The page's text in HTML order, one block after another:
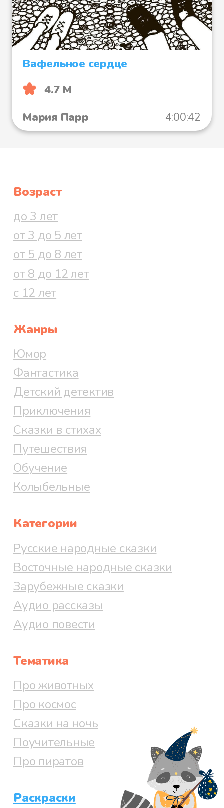
Вафельное сердце
4.7 М
Мария Парр
4:00:42
Возраст
до 3 лет
от 3 до 5 лет
от 5 до 8 лет
от 8 до 12 лет
с 12 лет
Жанры
Юмор
Фантастика
Детский детектив
Приключения
Сказки в стихах
Путешествия
Обучение
Колыбельные
Категории
Русские народные сказки
Восточные народные сказки
Зарубежные сказки
Аудио рассказы
Аудио повести
Тематика
Про животных
Про космос
Сказки на ночь
Поучительные
Про пиратов
Раскраски